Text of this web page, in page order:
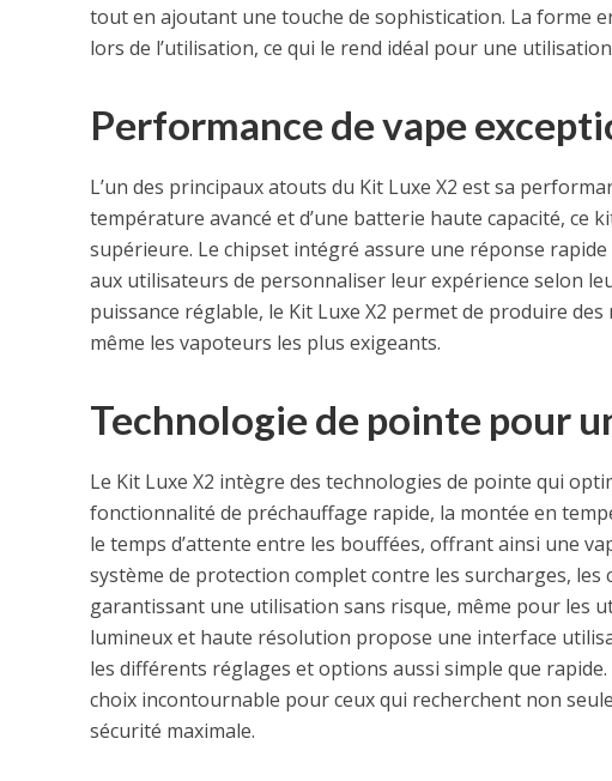
tout en ajoutant une touche de sophistication. La forme
lors de l’utilisation, ce qui le rend idéal pour une
Performance de vape
L’un des principaux atouts du Kit Luxe X2 est sa
température avancé et d’une batterie haute capacité, ce
supérieure. Le chipset intégré assure une réponse
aux utilisateurs de personnaliser leur expérience selon
puissance réglable, le Kit Luxe X2 permet de produire
même les vapoteurs les plus exigeants.
Technologie de pointe pour
Le Kit Luxe X2 intègre des technologies de pointe qui
fonctionnalité de préchauffage rapide, la montée en
le temps d’attente entre les bouffées, offrant ainsi une
système de protection complet contre les surcharges,
garantissant une utilisation sans risque, même pour les
lumineux et haute résolution propose une interface
les différents réglages et options aussi simple que
choix incontournable pour ceux qui recherchent non
sécurité maximale.